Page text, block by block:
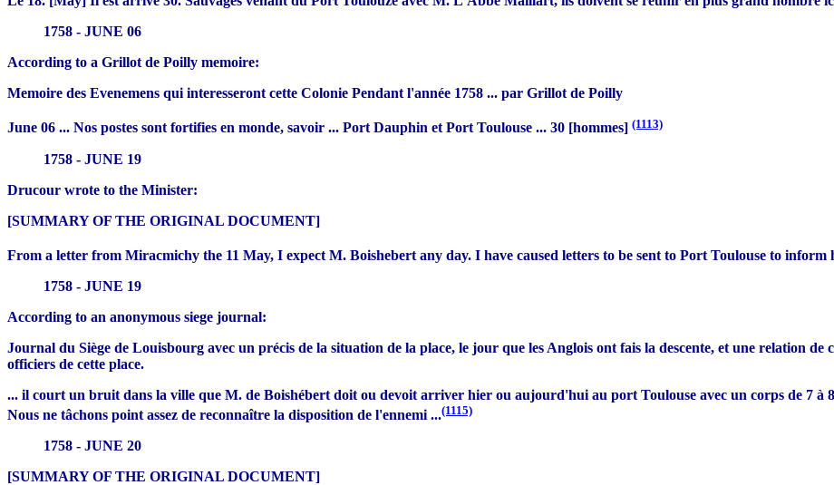
1758 - JUNE 06
According to a Grillot de Poilly memoire:
Memoire des Evenemens qui interesseront cette Colonie Pendant l'année 1758 ... par Grillot de Poilly
June 06 ... Nos postes sont fortifies en monde, savoir ... Port Dauphin et Port Toulouse ... 30 [hommes] (1113)
1758 - JUNE 19
Drucour wrote to the Minister:
[SUMMARY OF THE ORIGINAL DOCUMENT]
From a letter from Miracmichy the 11 May, I expect M. Boishebert any day. I have caused letters to be sent to Port Toulouse to
1758 - JUNE 19
According to an anonymous siege journal:
Journal du Siège de Louisbourg avec un précis de la situation de la place, le jour que les Anglois ont fais la descente, et une relation de
officiers de cette place.
... il court un bruit dans la ville que M. de Boishébert doit ou devoit arriver hier ou aujourd'hui au port Toulouse avec un corps de 7 à
Nous ne tâchons point assez de reconnaître la disposition de l'ennemi ...(1115)
1758 - JUNE 20
[SUMMARY OF THE ORIGINAL DOCUMENT]